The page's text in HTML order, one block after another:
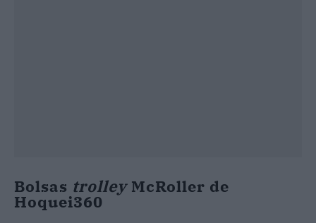
Bolsas trolleyMcRoller de
Hoquei360